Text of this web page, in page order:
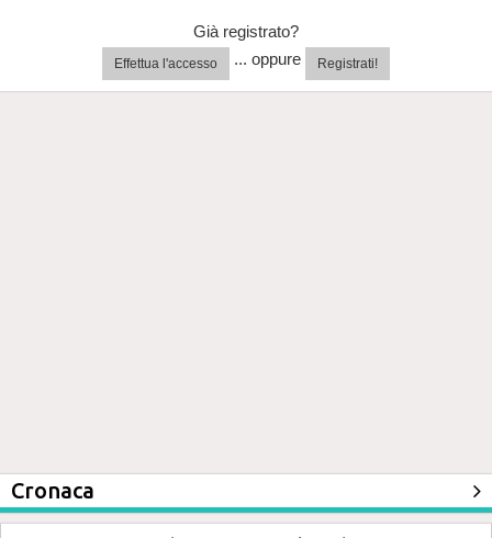
Già registrato?
Effettua l'accesso ... oppure Registrati!
Cronaca